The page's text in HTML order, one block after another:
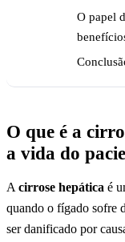
O papel
O que é a
a vida do
A cirrose hepática é
quando o fígado sofre
ser danificado por